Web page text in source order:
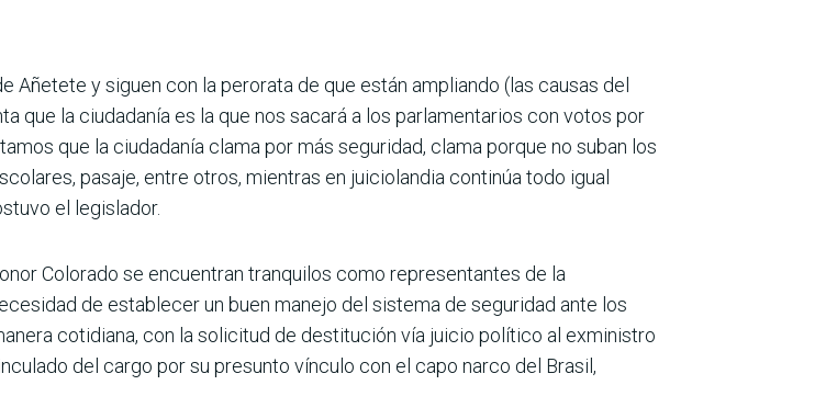
Añetete y siguen con la perorata de que están ampliando (las causas del
que la ciudadanía es la que nos sacará a los parlamentarios con votos por
que la ciudadanía clama por más seguridad, clama porque no suban los
pasaje, entre otros, mientras en juiciolandia continúa todo igual
el legislador.
Colorado se encuentran tranquilos como representantes de la
de establecer un buen manejo del sistema de seguridad ante los
cotidiana, con la solicitud de destitución vía juicio político al exministro
del cargo por su presunto vínculo con el capo narco del Brasil,